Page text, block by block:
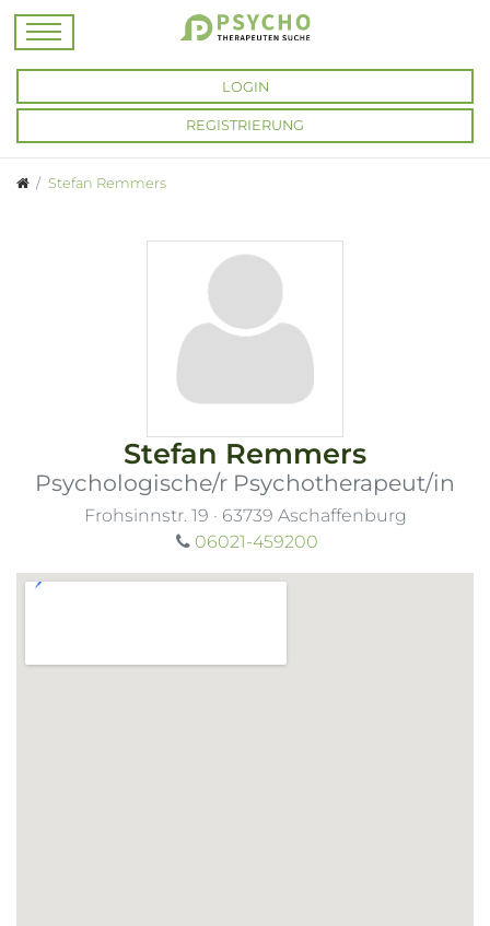
LOGIN
REGISTRIERUNG
Stefan Remmers
Stefan Remmers
Psychologische/r Psychotherapeut/in
Frohsinnstr. 19 · 63739 Aschaffenburg
06021-459200